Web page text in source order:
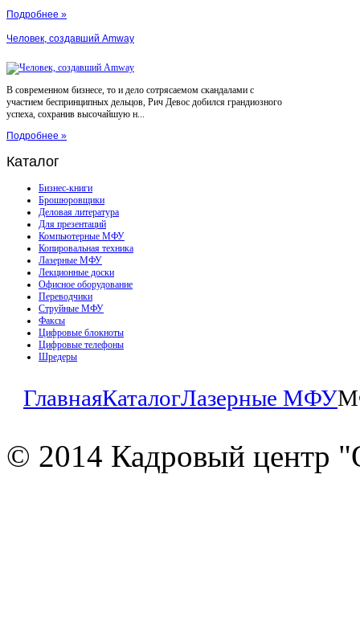
Подробнее »
Человек, создавший Amway
В современном бизнесе, то и дело сотрясаемом скандалами с
участием беспринципных дельцов, Рич Девос добился грандиозного
успеха, сохранив высочайшую н...
Подробнее »
Каталог
Бизнес-книги
Брошюровщики
Деловая литература
Для презентаций
Компьютерные МФУ
Копировальная техника
Лазерные МФУ
Лекционные доски
Офисное оборудование
Переводчики
Струйные МФУ
Факсы
Цифровые блокноты
Цифровые телефоны
Шредеры
ГлавнаяКаталогЛазерные МФУ
© 2014 Кадровый центр